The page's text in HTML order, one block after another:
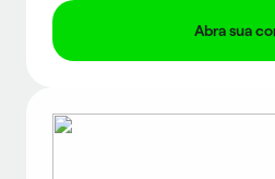
Abra sua